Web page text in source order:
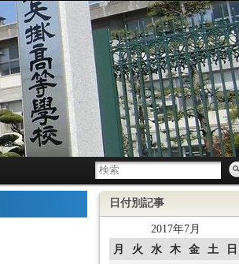
日付別記事
2017年7月
月 火 水 木 金 土
日